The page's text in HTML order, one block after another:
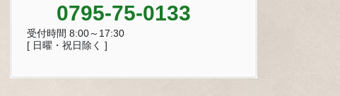
0795-75-0133
受付時間 8:00～17:30
[ 日曜・祝日除く ]